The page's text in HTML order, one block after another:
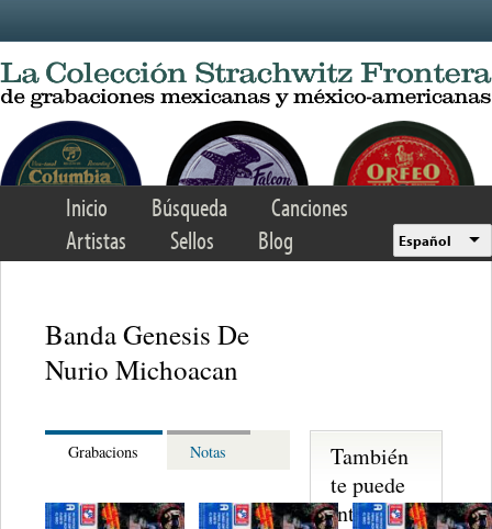
Inicio Búsqueda
Canciones
Artistas
Sellos Blog Español
Banda Genesis De
Nurio Michoacan
Grabacions Notas
También
te puede
interesar...